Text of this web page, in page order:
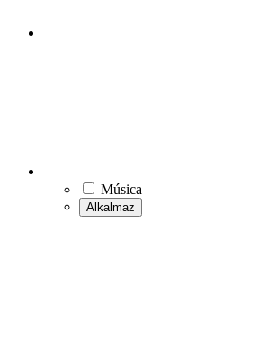
Música
Alkalmaz